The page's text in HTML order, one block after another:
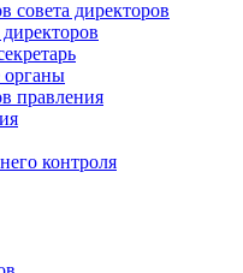
совета директоров
органы
правления
контроля